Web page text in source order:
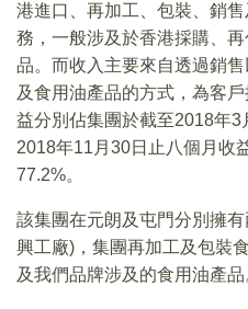
港進口、再加工、包裝、銷
務，一般涉及於香港採購、
品。而收入主要來自透過銷
及食用油產品的方式，為客
益分別佔集團於截至2018年
2018年11月30日止八個月收
77.2%。
該集團在元朗及屯門分別擁
興工廠)，集團再加工及包裝
及我們品牌涉及的食用油產品